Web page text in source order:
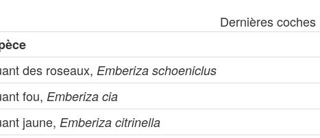
Dernières coches
des roseaux, Emberiza schoeniclus
fou, Emberiza cia
jaune, Emberiza citrinella